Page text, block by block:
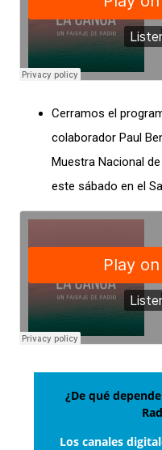
Cerramos el
colaborador Paul
Muestra Nacional
este sábado en el
¿De qué
Los canales